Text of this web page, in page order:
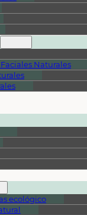
Naturales
ecológico